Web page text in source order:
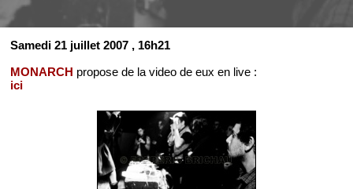
Samedi 21 juillet 2007 , 16h21
MONARCH propose de la video de eux en live :
ici